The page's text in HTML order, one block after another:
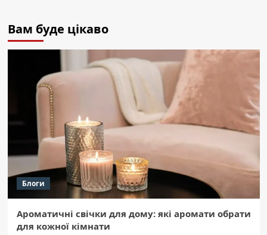
Вам буде цікаво
Блоги
Ароматичні свічки для дому: які аромати обрати
для кожної кімнати